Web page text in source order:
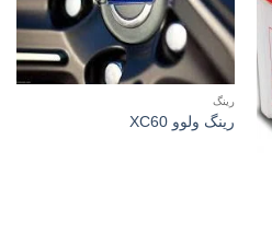
رینگ
رینگ ولوو XC60